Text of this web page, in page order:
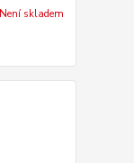
Není skladem